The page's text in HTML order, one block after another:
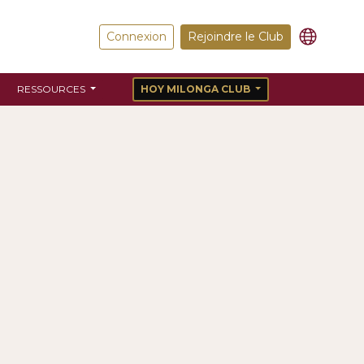
Connexion Rejoindre le Club
RESSOURCES HOY MILONGA CLUB